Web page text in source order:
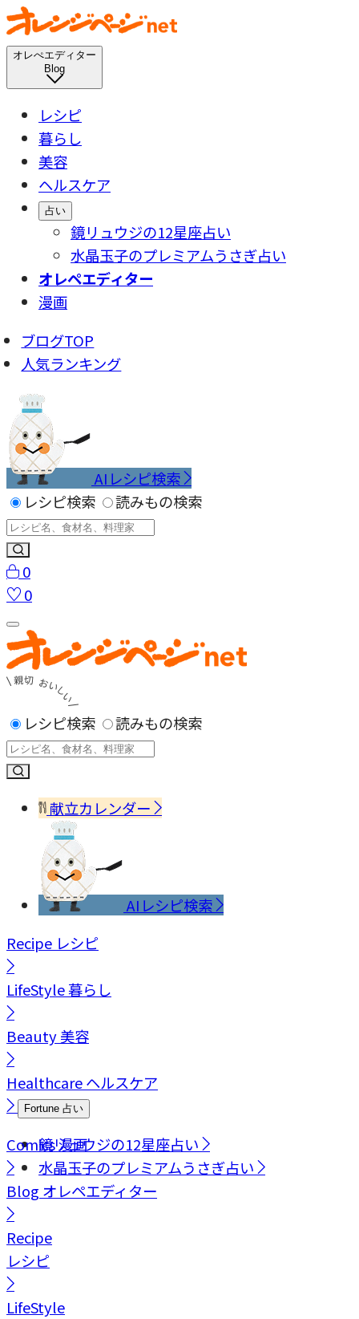
オレぺエディター
Blog
レシピ
暮らし
美容
ヘルスケア
占い
鏡リュウジの12星座占い
水晶玉子のプレミアムうさぎ占い
オレペエディター
漫画
ブログTOP
人気ランキング
AIレシピ検索
レシピ検索
読みもの検索
0
0
レシピ検索 読みもの検索
献立カレンダー
AIレシピ検索
Recipe レシピ
LifeStyle暮らし
Beauty美容
Healthcareヘルスケア
Fortune 占い
鏡リュウジの12星座占い
水晶玉子のプレミアムうさぎ占い
Comics漫画
Blog オレペエディター
Recipe
レシピ
LifeStyle